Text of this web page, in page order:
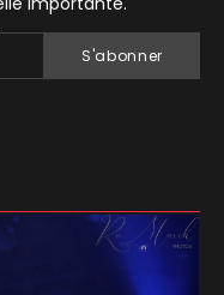
S'abonner